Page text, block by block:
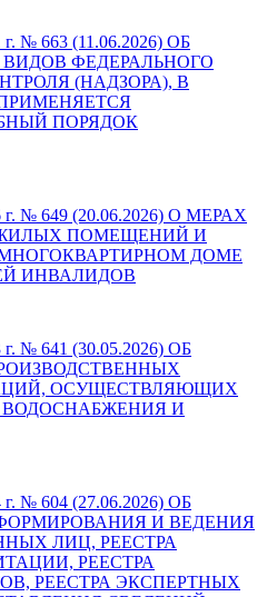
г. № 663 (11.06.2026) ОБ
ФЕДЕРАЛЬНОГО
(НАДЗОРА), В
ПОРЯДОК
г. № 649 (20.06.2026) О МЕРАХ
ПОМЕЩЕНИЙ И
ДОМЕ
ИНВАЛИДОВ
г. № 641 (30.05.2026) ОБ
ОСУЩЕСТВЛЯЮЩИХ
ВОДОСНАБЖЕНИЯ И
г. № 604 (27.06.2026) ОБ
И ВЕДЕНИЯ
ЛИЦ, РЕЕСТРА
РЕЕСТРА
РЕЕСТРА ЭКСПЕРТНЫХ